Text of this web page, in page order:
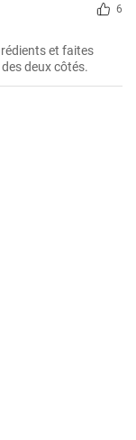
6
et faites
deux côtés.